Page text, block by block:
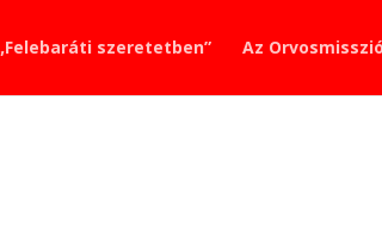
szeretetben” Az